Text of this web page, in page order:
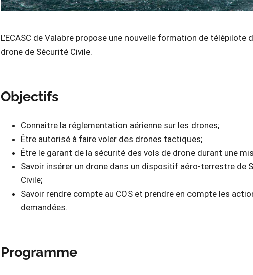
L’ECASC de Valabre propose une nouvelle formation de télépilote
drone de Sécurité Civile.
Objectifs
Connaitre la réglementation aérienne sur les drones;
Être autorisé à faire voler des drones tactiques;
Être le garant de la sécurité des vols de drone durant une
Savoir insérer un drone dans un dispositif aéro-terrestre de
Civile;
Savoir rendre compte au COS et prendre en compte les
demandées.
Programme